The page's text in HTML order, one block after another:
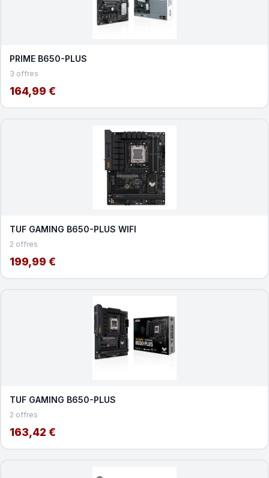
PRIME B650-PLUS
3 offres
164,99 €
TUF GAMING B650-PLUS WIFI
2 offres
199,99 €
TUF GAMING B650-PLUS
2 offres
163,42 €